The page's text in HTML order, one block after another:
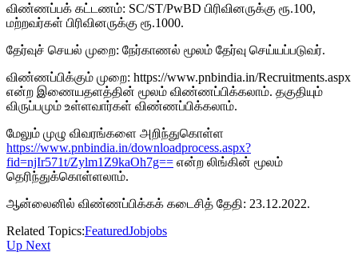
விண்ணப்பக் கட்டணம்: SC/ST/PwBD பிரிவினருக்கு ரூ.100,
மற்றவர்கள் பிரிவினருக்கு ரூ.1000.
தேர்வுச் செயல் முறை: நேர்காணல் மூலம் தேர்வு செய்யப்படுவர்.
விண்ணப்பிக்கும் முறை: https://www.pnbindia.in/Recruitments.aspx
என்ற இணையதளத்தின் மூலம் விண்ணப்பிக்கலாம். தகுதியும்
விருப்பமும் உள்ளவார்கள் விண்ணப்பிக்கலாம்.
மேலும் முழு விவரங்களை அறிந்துகொள்ள
https://www.pnbindia.in/downloadprocess.aspx?
fid=njIr571t/Zylm1Z9kaOh7g== என்ற லிங்கின் மூலம்
தெரிந்துக்கொள்ளலாம்.
ஆன்லைனில் விண்ணப்பிக்கக் கடைசித் தேதி: 23.12.2022.
Related Topics:FeaturedJobjobs
Up Next